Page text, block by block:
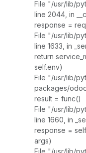
File "/usr/lib/
line 2044, in
response =
File "/usr/lib/
line 1633, in
return
self.env)
File "/usr/lib/
packages/
result = func()
File "/usr/lib/
line 1660, in
response =
args)
File "/usr/lib/